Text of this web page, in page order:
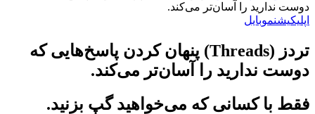
دوست ندارید را آسان‌تر می‌کند.
اپلیکیشنموبایل
تردز (Threads) پنهان کردن پاسخ‌هایی که
دوست ندارید را آسان‌تر می‌کند.
فقط با کسانی که می‌خواهید گپ بزنید.